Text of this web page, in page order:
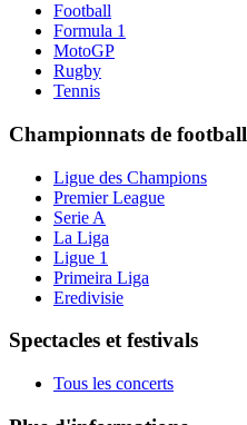
Football
Formula 1
MotoGP
Rugby
Tennis
Championnats de football
Ligue des Champions
Premier League
Serie A
La Liga
Ligue 1
Primeira Liga
Eredivisie
Spectacles et festivals
Tous les concerts